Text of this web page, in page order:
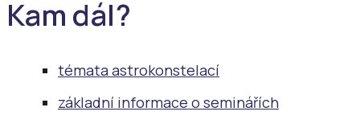
Kam dál?
témata astrokonstelací
základní informace o seminářích